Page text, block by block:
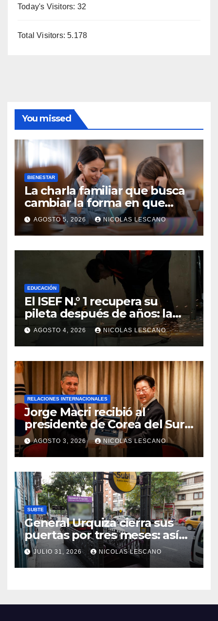
Today's Visitors: 32
Total Visitors:5.178
You missed
BIENESTAR
La charla familiar que busca
cambiar la forma en que
educamos a nuestros hijos
sobre el dinero
AGOSTO 5, 2026 NICOLAS LESCANO
EDUCACIÓN
El ISEF N.° 1 recupera su
pileta después de años: la
obra ya supera el 50% y
cambia la formación de miles
de estudiantes
AGOSTO 4, 2026 NICOLAS LESCANO
RELACIONES INTERNACIONALES
Jorge Macri recibió al
presidente de Corea del Sur y
le entregó la Llave de la
Ciudad
AGOSTO 3, 2026 NICOLAS LESCANO
SUBTE
General Urquiza cierra sus
puertas por tres meses: así
será la renovación de la
histórica estación de la Línea
E
JULIO 31, 2026 NICOLAS LESCANO